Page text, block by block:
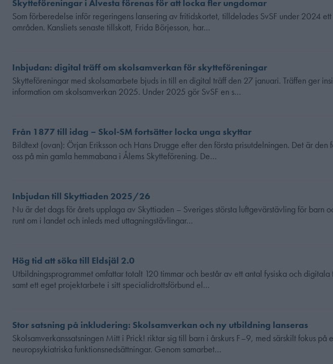
Skytteföreningar i Alvesta förenas för att locka fler ungdomar
Som förberedelse inför regeringens lansering av fritidskortet, tilldelades SvSF under 2024
områden. Kansliets senaste tillskott, Frida Börjesson, har…
Inbjudan: digital träff om skolsamverkan för skytteföreningar
Skytteföreningar med skolsamarbete bjuds in till en digital träff den 27 januari. Träffen ger
information om skolsamverkan 2025. Under 2025 gör SvSF en s…
Från 1877 till idag – Skol-SM fortsätter locka unga skyttar
Bildtext (ovan): Örjan Eriksson och Hans Drugge efter den första prisutdelningen. Det är
oss på min gamla hemmabana i Ålems Skytteförening. De…
Inbjudan till Skyttiaden 2025/26
Nu är det dags för årets upplaga av Skyttiaden – Sveriges största luftgevärstävling för barn
runt om i landet och inleds med uttagningstävlingar…
Hög tid att söka till Eldsjäl 2.0
Utbildningsprogrammet omfattar totalt 120 timmar och består av ett antal fysiska och
samt ett eget projektarbete i sitt specialidrottsförbund el…
Stor satsning på inkludering: Skolsamverkan och ny utbildning lanseras
Skolsamverkanssatsningen Mitt i Prick! riktar sig till barn i årskurs F–9, med särskilt fokus
neuropsykiatriska funktionsnedsättningar. Genom samarbet…